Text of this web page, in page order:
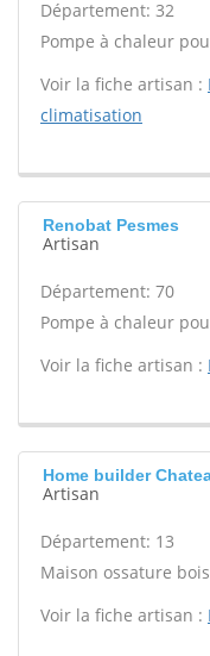
Département: 32
Pompe à chaleur
Voir la fiche artisan :
climatisation
Renobat Pesmes
Artisan
Département: 70
Pompe à chaleur
Voir la fiche artisan :
Home builder
Artisan
Département: 13
Maison ossature
Voir la fiche artisan :